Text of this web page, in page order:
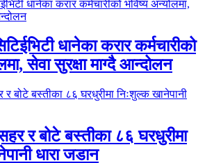
धानेका करार कर्मचारीको
सेवा सुरक्षा माग्दै आन्दोलन
र बोटे बस्तीका ८६ घरधुरीमा
धारा जडान